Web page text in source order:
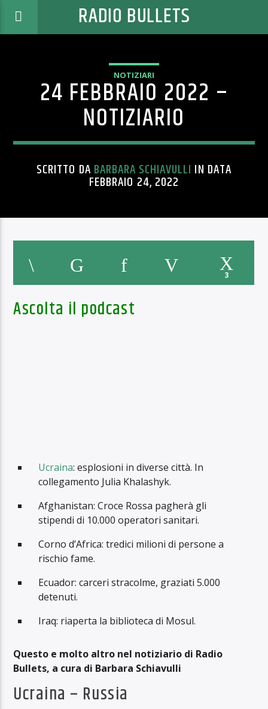
RADIO BULLETS
NOTIZIARI
24 FEBBRAIO 2022 –
NOTIZIARIO
SCRITTO DA BARBARA SCHIAVULLI IN DATA
FEBBRAIO 24, 2022
3
Ascolta il podcast
Ucraina: esplosioni in diverse città. In
collegamento Julia Khalashyk.
Afghanistan: Croce Rossa pagherà gli
stipendi di 10.000 operatori sanitari.
Corno d’Africa: tredici milioni di persone a
rischio fame.
Ecuador: carceri stracolme, graziati 5.000
detenuti.
Iraq: riaperta la biblioteca di Mosul.
Questo e molto altro nel notiziario di Radio
Bullets, a cura di Barbara Schiavulli
Ucraina – Russia